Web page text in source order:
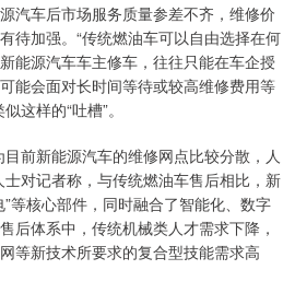
汽车后市场服务质量参差不齐，维修价
待加强。“传统燃油车可以自由选择在何
能源汽车车主修车，往往只能在车企授
能会面对长时间等待或较高维修费用等
这样的“吐槽”。
前新能源汽车的维修网点比较分散，人
对记者称，与传统燃油车售后相比，新
等核心部件，同时融合了智能化、数字
后体系中，传统机械类人才需求下降，
等新技术所要求的复合型技能需求高